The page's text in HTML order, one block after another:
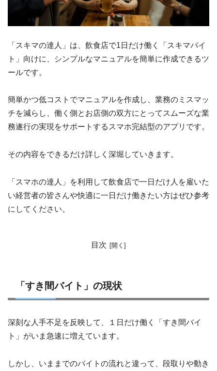
「スキマの達人」は、飲食店で1日だけ働く「スキマバイ
ト」向けに、シンプルなマニュアルを簡単に作成できるツ
ールです。
簡単かつ低コストでマニュアルを作成し、業務のミスマッ
チを減らし、働く側とお店側の双方にとってスムーズな業
務遂行の実現をサポートするスマホ完結型のアプリです。
その内容をできるだけ詳しく深堀していきます。
「スマホの達人」を利用して飲食店で一日だけ人を雇いた
い経営者の皆さんや快適に一日だけ働きたい方はぜひ参考
にしてください。
目次
「すき間バイト」の現状
深刻な人手不足を反映して、１日だけ働く「すき間バイ
ト」がいま急速に増えています。
しかし、いままでのバイトの流れと違って、段取りや動き